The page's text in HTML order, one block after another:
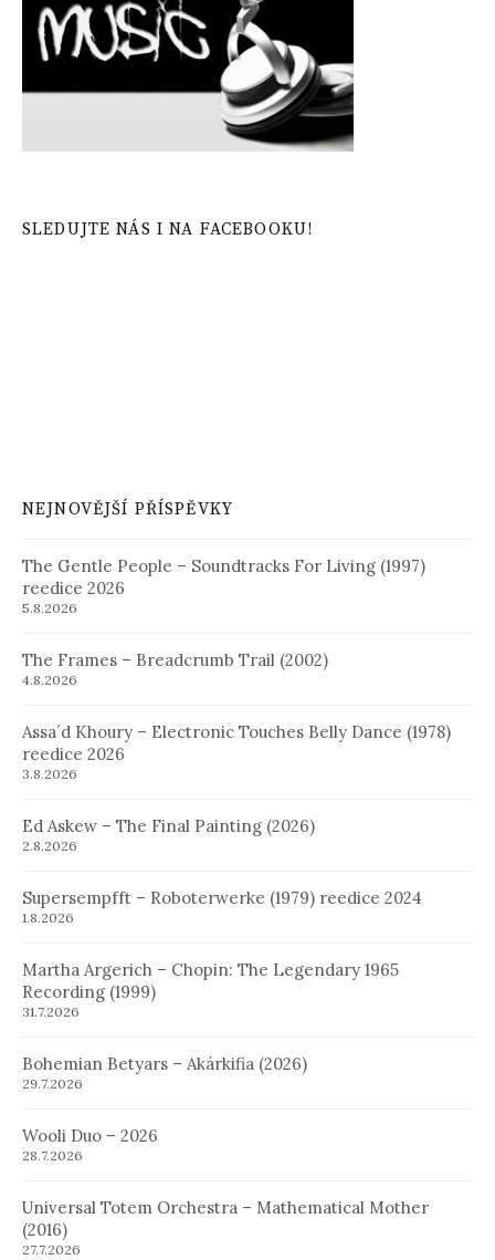
SLEDUJTE NÁS I NA FACEBOOKU!
NEJNOVĚJŠÍ PŘÍSPĚVKY
The Gentle People – Soundtracks For Living (1997)
reedice 2026
5.8.2026
The Frames – Breadcrumb Trail (2002)
4.8.2026
Assa´d Khoury – Electronic Touches Belly Dance (1978)
reedice 2026
3.8.2026
Ed Askew – The Final Painting (2026)
2.8.2026
Supersempfft – Roboterwerke (1979) reedice 2024
1.8.2026
Martha Argerich – Chopin: The Legendary 1965
Recording (1999)
31.7.2026
Bohemian Betyars – Akárkifia (2026)
29.7.2026
Wooli Duo – 2026
28.7.2026
Universal Totem Orchestra – Mathematical Mother
(2016)
27.7.2026